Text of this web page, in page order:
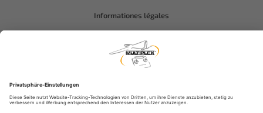
Informationes légales